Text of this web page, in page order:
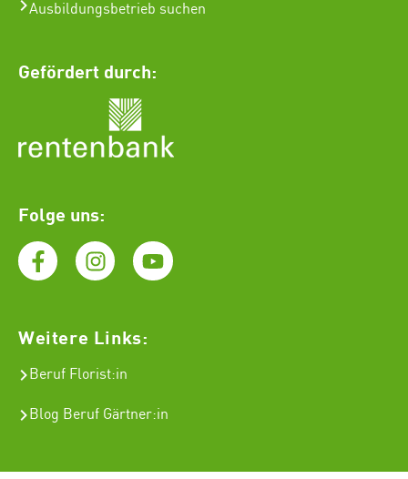
Ausbildungsbetrieb suchen
Gefördert durch:
Folge uns:
Weitere Links:
Beruf Florist:in
Blog Beruf Gärtner:in